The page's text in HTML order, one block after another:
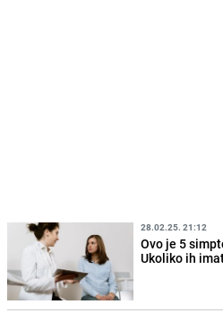
28.02.25. 21:12
Ovo je 5
Ukoliko ih